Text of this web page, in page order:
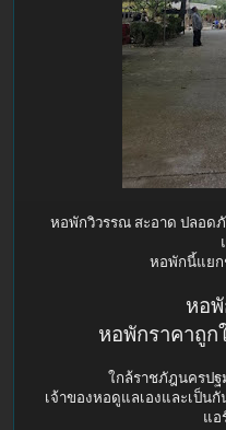
หอพักวิวรรณ สะอาด ปลอด
หอพักนี้แยก
หอ
หอพักราคาถู
ใกล้ราชภัฎนครปฐ
เจ้าของหอดูแลเองและเป็น
แอ